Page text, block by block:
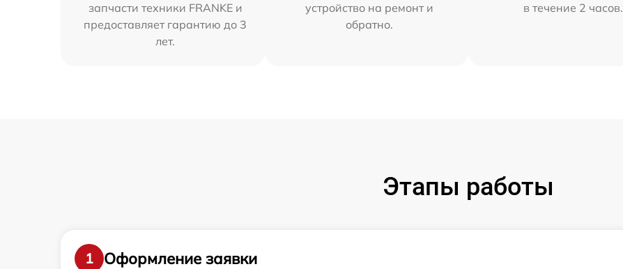
запчасти техники FRANKE и
предоставляет гарантию до 3
лет.
устройство на ремонт и
обратно.
в течение 2 часов.
Этапы работы
1
Оформление заявки